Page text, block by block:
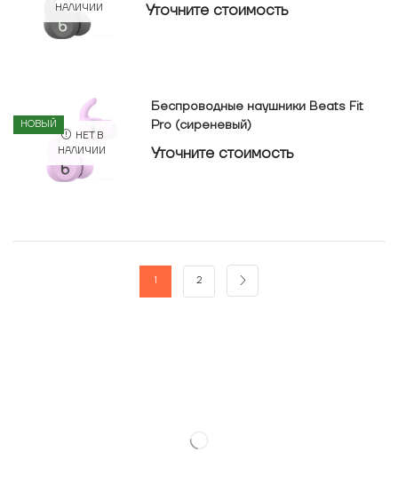
НАЛИЧИИ
Уточнитe стоимость
НОВЫЙ
НЕТ В
НАЛИЧИИ
Беспроводные наушники Beats Fit
Pro (сиреневый)
Уточнитe стоимость
1 2